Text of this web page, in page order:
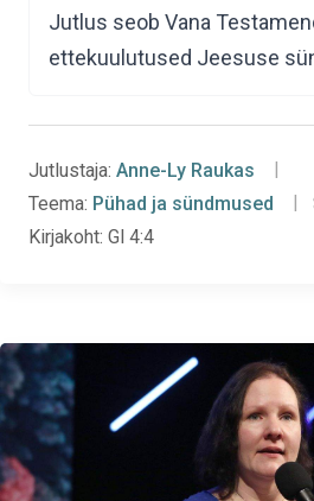
Jutlus seob Vana
ettekuulutused Jeesuse
Jutlustaja: Anne-Ly Raukas
Teema: Pühad ja sündmused
Kirjakoht: Gl 4:4